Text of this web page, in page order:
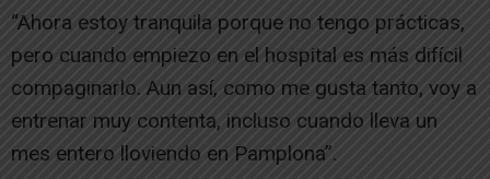
“Ahora estoy tranquila porque no tengo prácticas,
pero cuando empiezo en el hospital es más difícil
compaginarlo. Aun así, como me gusta tanto, voy a
entrenar muy contenta, incluso cuando lleva un
mes entero lloviendo en Pamplona”.